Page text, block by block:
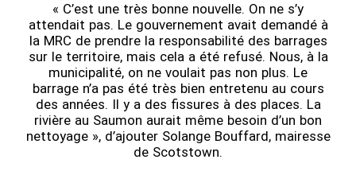
« C’est une très bonne nouvelle. On ne s’y
attendait pas. Le gouvernement avait demandé à
la MRC de prendre la responsabilité des barrages
sur le territoire, mais cela a été refusé. Nous, à la
municipalité, on ne voulait pas non plus. Le
barrage n’a pas été très bien entretenu au cours
des années. Il y a des fissures à des places. La
rivière au Saumon aurait même besoin d’un bon
nettoyage », d’ajouter Solange Bouffard, mairesse
de Scotstown.